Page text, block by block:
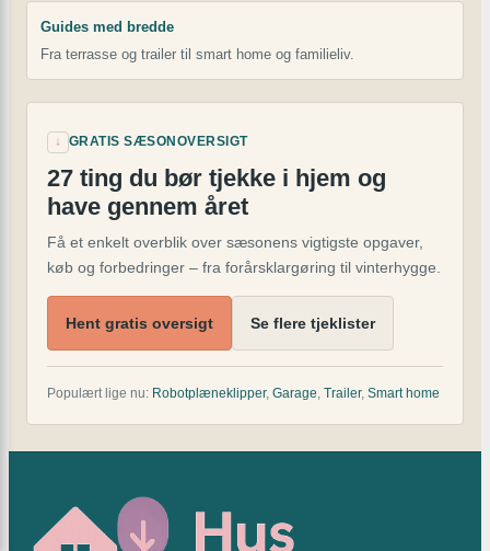
Guides med bredde
Fra terrasse og trailer til smart home og familieliv.
↓ GRATIS SÆSONOVERSIGT
27 ting du bør tjekke i hjem og
have gennem året
Få et enkelt overblik over sæsonens vigtigste opgaver,
køb og forbedringer – fra forårsklargøring til vinterhygge.
Hent gratis oversigt Se flere tjeklister
Populært lige nu: Robotplæneklipper, Garage, Trailer, Smart home